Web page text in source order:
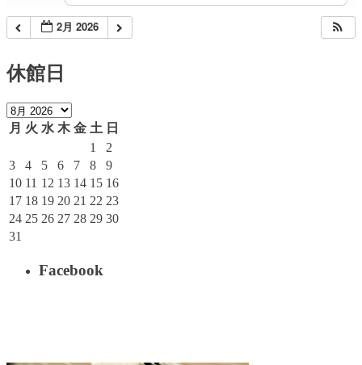
2月 2026
休館日
月 火 水 木 金 土 日
1
2
3
4 5 6 7 8
9
10 11 12 13 14 15 16
17 18 19 20 21 22 23
24 25 26 27 28 29 30
31
Facebook